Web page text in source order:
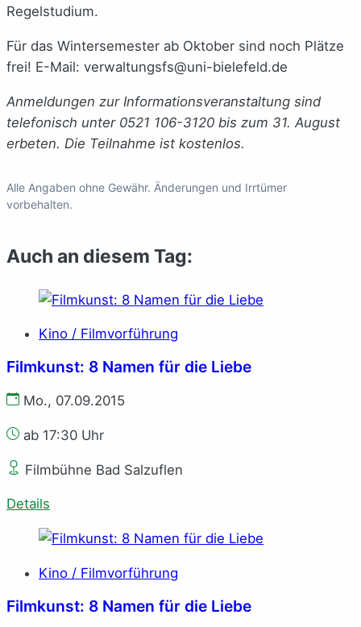
Regelstudium.
Für das Wintersemester ab Oktober sind noch Plätze
frei! E-Mail: verwaltungsfs@uni-bielefeld.de
Anmeldungen zur Informationsveranstaltung sind
telefonisch unter 0521 106-3120 bis zum 31. August
erbeten. Die Teilnahme ist kostenlos.
Alle Angaben ohne Gewähr. Änderungen und Irrtümer
vorbehalten.
Auch an diesem Tag:
Kino / Filmvorführung
Filmkunst: 8 Namen für die Liebe
Mo., 07.09.2015
ab 17:30 Uhr
Filmbühne Bad Salzuflen
Details
Kino / Filmvorführung
Filmkunst: 8 Namen für die Liebe